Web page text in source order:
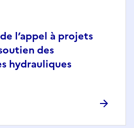
l’appel à projets
des
hydrauliques